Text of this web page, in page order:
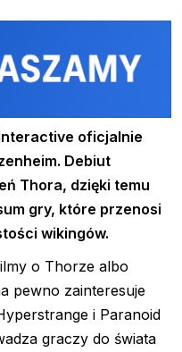
oficjalnie
Debiut
Thora, dzięki temu
gry, które przenosi
wikingów.
o Thorze albo
pewno zainteresuje
i Paranoid
graczy do świata